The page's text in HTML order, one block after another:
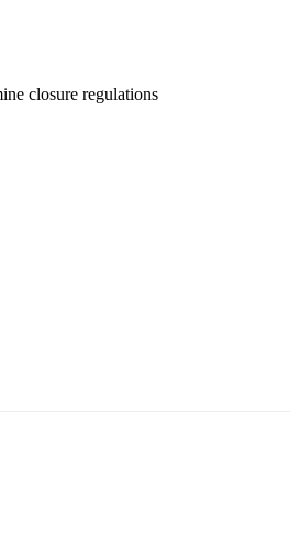
closure regulations